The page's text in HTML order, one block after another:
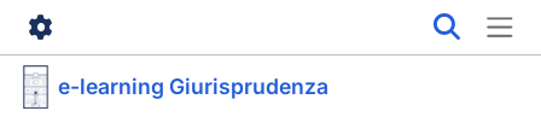
Vai al contenuto principale
e-learning Giurisprudenza